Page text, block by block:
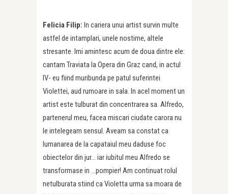
Felicia Filip: In cariera unui artist survin multe
astfel de intamplari, unele nostime, altele
stresante. Imi amintesc acum de doua dintre ele:
cantam Traviata la Opera din Graz cand, in actul
IV- eu fiind muribunda pe patul suferintei
Violettei, aud rumoare in sala. In acel moment un
artist este tulburat din concentrarea sa. Alfredo,
partenerul meu, facea miscari ciudate carora nu
le intelegeam sensul. Aveam sa constat ca
lumanarea de la capataiul meu daduse foc
obiectelor din jur… iar iubitul meu Alfredo se
transformase in …pompier! Am continuat rolul
netulburata stiind ca Violetta urma sa moara de